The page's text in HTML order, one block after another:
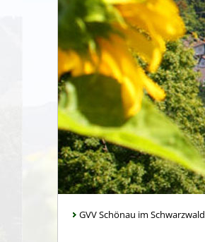
GVV Schönau im Schwarzwald